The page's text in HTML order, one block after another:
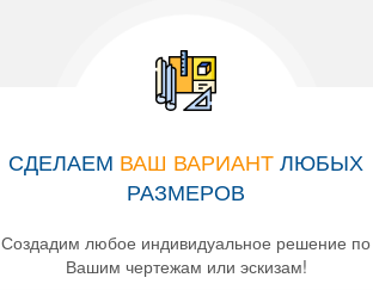
СДЕЛАЕМ ВАШ ВАРИАНТЛЮБЫХ
РАЗМЕРОВ
Создадим любое индивидуальное решение по
Вашим чертежам или эскизам!